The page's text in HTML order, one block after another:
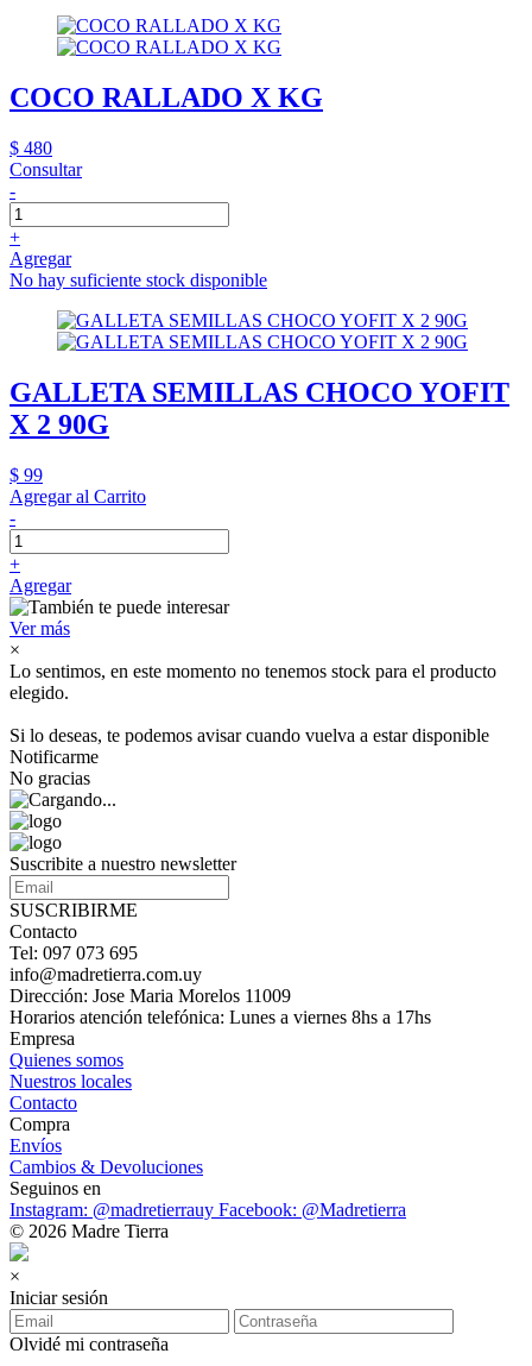
COCO RALLADO X KG
$ 480
Consultar
-
+
Agregar
No hay suficiente stock disponible
GALLETA SEMILLAS CHOCO YOFIT
X 2 90G
$ 99
Agregar al Carrito
-
+
Agregar
Ver más
×
Lo sentimos, en este momento no tenemos stock para el producto
elegido.
Si lo deseas, te podemos avisar cuando vuelva a estar disponible
Notificarme
No gracias
Suscribite a nuestro newsletter
SUSCRIBIRME
Contacto
Tel: 097 073 695
info@madretierra.com.uy
Dirección: Jose Maria Morelos 11009
Horarios atención telefónica: Lunes a viernes 8hs a 17hs
Empresa
Quienes somos
Nuestros locales
Contacto
Compra
Envíos
Cambios & Devoluciones
Seguinos en
Instagram: @madretierrauy Facebook: @Madretierra
© 2026 Madre Tierra
×
Iniciar sesión
Olvidé mi contraseña